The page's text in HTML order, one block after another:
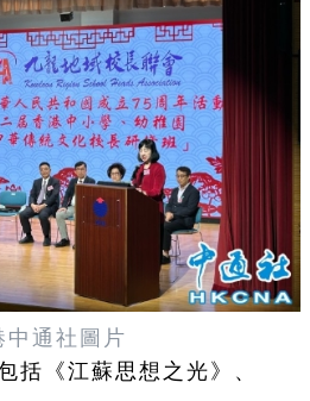
中通社圖片
括《江蘇思想之光》、